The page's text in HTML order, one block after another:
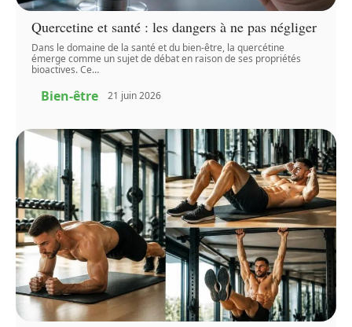
Quercetine et santé : les dangers à ne pas négliger
Dans le domaine de la santé et du bien-être, la quercétine
émerge comme un sujet de débat en raison de ses propriétés
bioactives. Ce…
Bien-être 21 juin 2026